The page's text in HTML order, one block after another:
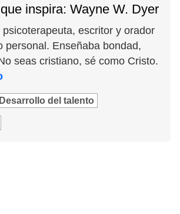
inspira: Wayne W. Dyer
psicoterapeuta, escritor y orador
personal. Enseñaba bondad,
seas cristiano, sé como Cristo.
Desarrollo del talento